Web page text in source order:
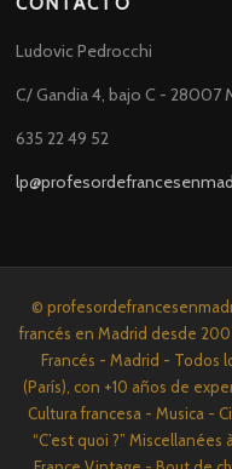
Ludovic Pedrocchi
C/ Gandia 4, bajo C - 28007
635 22 49 52
©
francés en Madrid desde
Francés - Madrid - Todos
(París), con +10 años de
Cultura francesa - Musica -
“C’est quoi ?”